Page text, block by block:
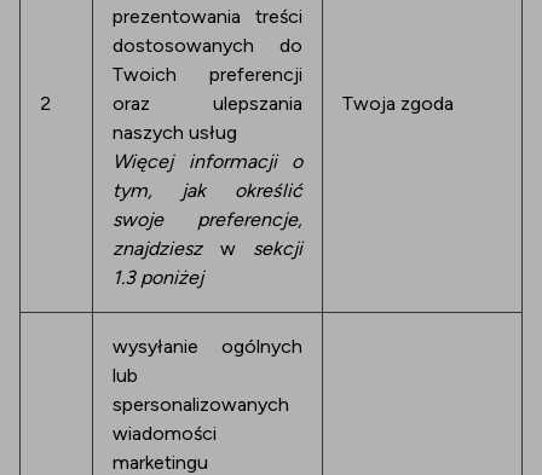
2
prezentowania treści
dostosowanych do
Twoich preferencji
oraz ulepszania
naszych usług
Więcej informacji o
tym, jak określić
swoje preferencje,
znajdziesz w sekcji
1.3 poniżej
Twoja zgoda
wysyłanie ogólnych
lub
spersonalizowanych
wiadomości
marketingu